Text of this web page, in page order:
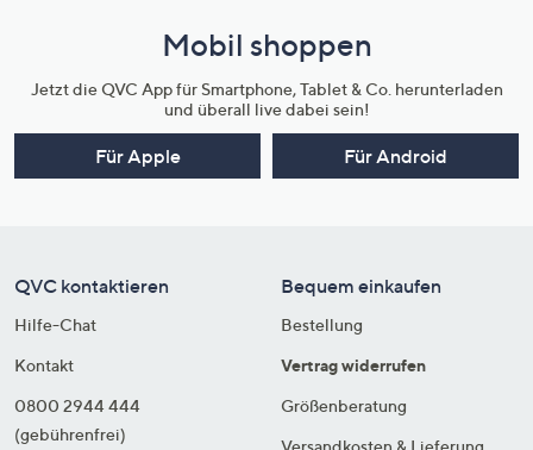
Mobil shoppen
Jetzt die QVC App für Smartphone, Tablet & Co. herunterladen
und überall live dabei sein!
Für Apple Für Android
QVC kontaktieren
Hilfe-Chat
Kontakt
0800 2944 444
(gebührenfrei)
Bequem einkaufen
Bestellung
Vertrag widerrufen
Größenberatung
Versandkosten & Lieferung